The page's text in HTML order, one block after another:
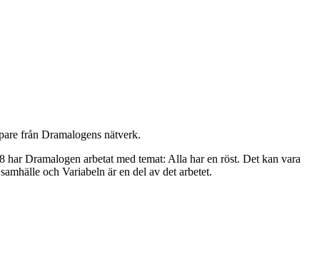
från Dramalogens nätverk.
Dramalogen arbetat med temat: Alla har en röst. Det kan vara
och Variabeln är en del av det arbetet.